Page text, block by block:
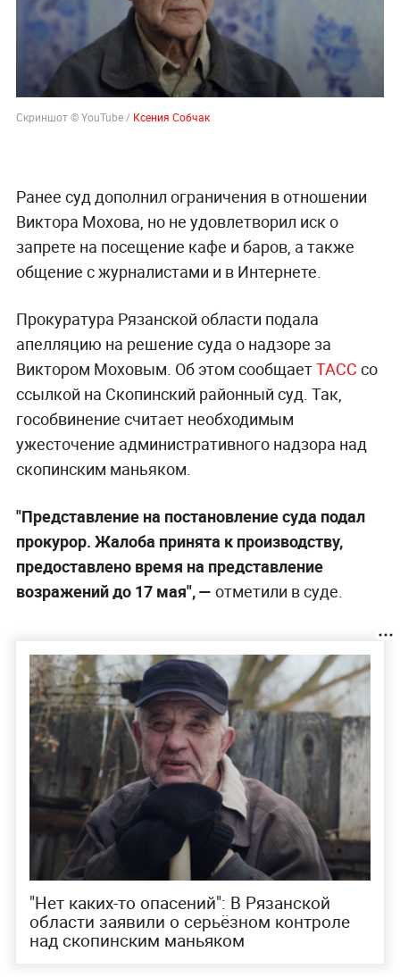
Скриншот © YouTube / Ксения Собчак
Ранее суд дополнил ограничения в отношении
Виктора Мохова, но не удовлетворил иск о
запрете на посещение кафе и баров, а также
общение с журналистами и в Интернете.
Прокуратура Рязанской области подала
апелляцию на решение суда о надзоре за
Виктором Моховым. Об этом сообщаетТАСС со
ссылкой на Скопинский районный суд. Так,
гособвинение считает необходимым
ужесточение административного надзора над
скопинским маньяком.
"Представление на постановление суда подал
прокурор. Жалоба принята к производству,
предоставлено время на представление
возражений до 17 мая", — отметили в суде.
"Нет каких-то опасений": В Рязанской
области заявили о серьёзном контроле
над скопинским маньяком